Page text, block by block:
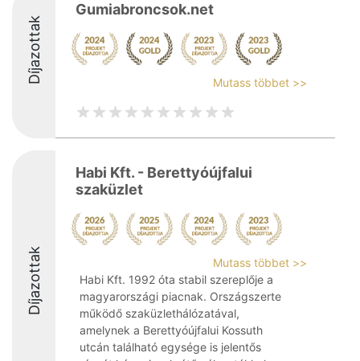
Díjazottak
Gumiabroncsok.net
Mutass többet >>
Díjazottak
Habi Kft. - Berettyóújfalui
szaküzlet
Mutass többet >>
Habi Kft. 1992 óta stabil szereplője a
magyarországi piacnak. Országszerte
működő szaküzlethálózatával,
amelynek a Berettyóújfalui Kossuth
utcán található egysége is jelentős